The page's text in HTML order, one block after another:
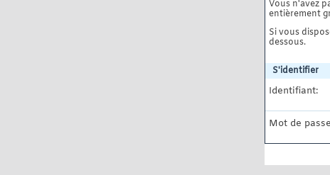
Vous n'avez
entièrement
Si vous
dessous.
S'identifier
Identifiant:
Mot de